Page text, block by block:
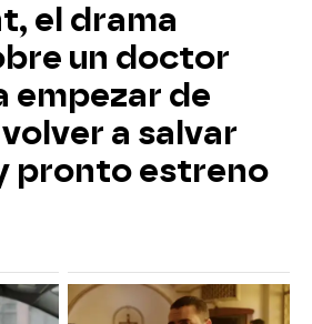
el drama
un doctor
empezar de
a salvar
pronto estreno